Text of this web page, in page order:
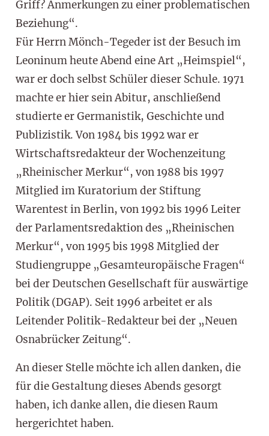
Griff? Anmerkungen zu einer problematischen
Beziehung“.
Für Herrn Mönch-Tegeder ist der Besuch im
Leoninum heute Abend eine Art „Heimspiel“,
war er doch selbst Schüler dieser Schule. 1971
machte er hier sein Abitur, anschließend
studierte er Germanistik, Geschichte und
Publizistik. Von 1984 bis 1992 war er
Wirtschaftsredakteur der Wochenzeitung
„Rheinischer Merkur“, von 1988 bis 1997
Mitglied im Kuratorium der Stiftung
Warentest in Berlin, von 1992 bis 1996 Leiter
der Parlamentsredaktion des „Rheinischen
Merkur“, von 1995 bis 1998 Mitglied der
Studiengruppe „Gesamteuropäische Fragen“
bei der Deutschen Gesellschaft für auswärtige
Politik (DGAP). Seit 1996 arbeitet er als
Leitender Politik-Redakteur bei der „Neuen
Osnabrücker Zeitung“.
An dieser Stelle möchte ich allen danken, die
für die Gestaltung dieses Abends gesorgt
haben, ich danke allen, die diesen Raum
hergerichtet haben.